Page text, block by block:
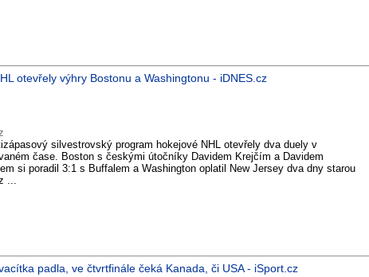
otevřely výhry Bostonu a Washingtonu - iDNES.cz
silvestrovský program hokejové NHL otevřely dva duely v
čase. Boston s českými útočníky Davidem Krejčím a Davidem
si poradil 3:1 s Buffalem a Washington oplatil New Jersey dva dny starou
...
padla, ve čtvrtfinále čeká Kanada, či USA - iSport.cz